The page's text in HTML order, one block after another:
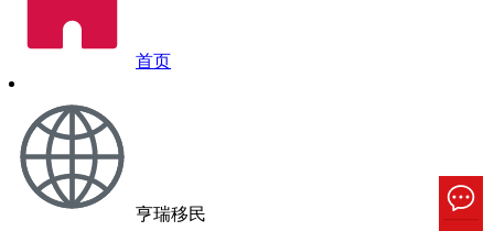
首页
亨瑞移民